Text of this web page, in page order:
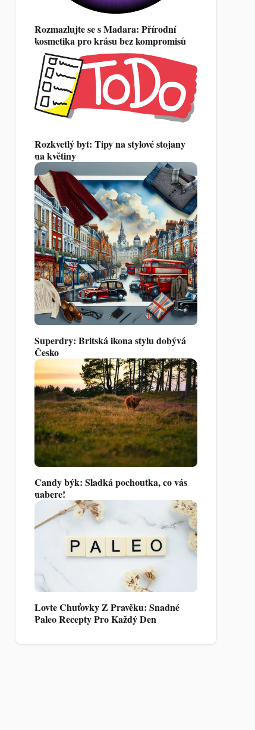
Rozmazlujte se s Madara: Přírodní
kosmetika pro krásu bez kompromisů
Rozkvetlý byt: Tipy na stylové stojany
na květiny
Superdry: Britská ikona stylu dobývá
Česko
Candy býk: Sladká pochoutka, co vás
nabere!
Lovte Chuťovky Z Pravěku: Snadné
Paleo Recepty Pro Každý Den